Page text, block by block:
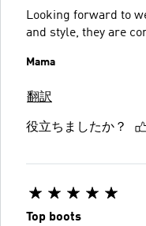
Looking forward to
and style, they are
Mama
翻訳
役立ちましたか？
Top boots